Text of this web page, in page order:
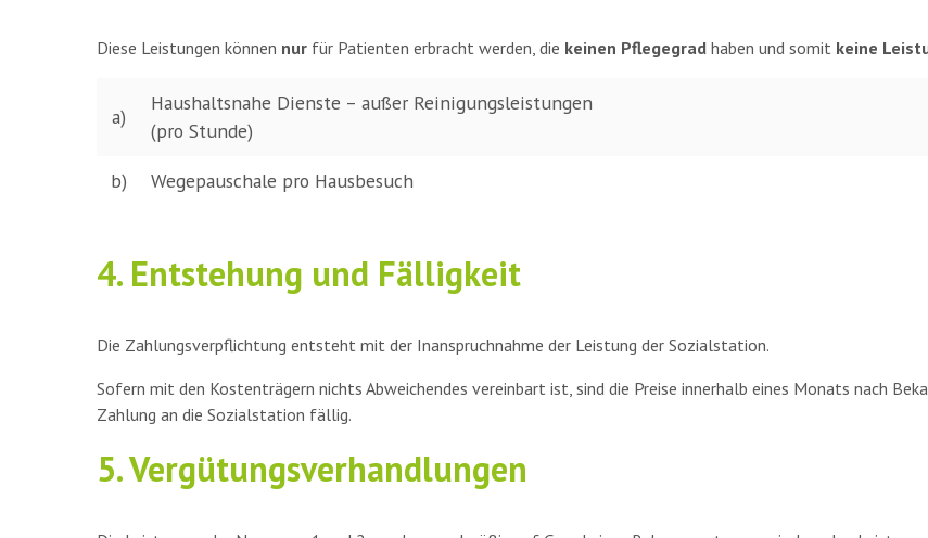
Diese Leistungen können nur für Patienten erbracht werden, die keinen Pflegegrad haben und somit keine
a)
Haushaltsnahe Dienste – außer Reinigungsleistungen
(pro Stunde)
b) Wegepauschale pro Hausbesuch
4. Entstehung und Fälligkeit
Die Zahlungsverpflichtung entsteht mit der Inanspruchnahme der Leistung der Sozialstation.
Sofern mit den Kostenträgern nichts Abweichendes vereinbart ist, sind die Preise innerhalb eines Monats nach
Zahlung an die Sozialstation fällig.
5. Vergütungsverhandlungen